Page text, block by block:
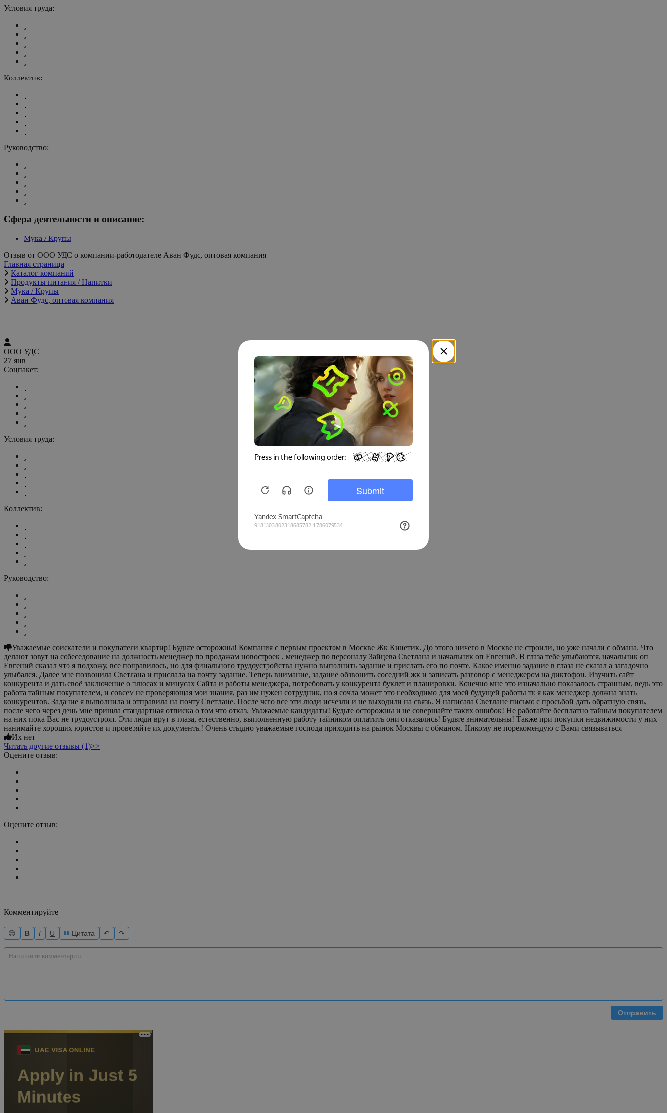
Условия труда:
Коллектив:
Руководство:
Сфера деятельности и описание:
Мука / Крупы
Отзыв от ООО УДС о компании-работодателе Аван Фудс, оптовая компания
Главная страница
Каталог компаний
Продукты питания / Напитки
Мука / Крупы
Аван Фудс, оптовая компания
ООО УДС
27 янв
Соцпакет:
Условия труда:
Коллектив:
Руководство:
Уважаемые соискатели и покупатели квартир! Будьте осторожны! Компания с первым проектом в Москве Жк Кинетик. До этого ничего в Москве не строили, но уже начали с обмана. Что
делают зовут на собеседование на должность менеджер по продажам новостроек , менеджер по персоналу Зайцева Светлана и начальник оп Евгений. В глаза тебе улыбаются, начальник оп
Евгений сказал что я подхожу, все понравилось, но для финального трудоустройства нужно выполнить задание и прислать его по почте. Какое именно задание в глаза не сказал а загадочно
улыбался. Далее мне позвонила Светлана и прислала на почту задание. Теперь внимание, задание обзвонить соседний жк и записать разговор с менеджером на диктофон. Изучить сайт
конкурента и дать своё заключение о плюсах и минусах Сайта и работы менеджера, потребовать у конкурента буклет и планировки. Конечно мне это изначально показалось странным, ведь это
работа тайным покупателем, и совсем не проверяющая мои знания, раз им нужен сотрудник, но я сочла может это необходимо для моей будущей работы тк я как менеджер должна знать
конкурентов. Задание я выполнила и отправила на почту Светлане. После чего все эти люди исчезли и не выходили на связь. Я написала Светлане письмо с просьбой дать обратную связь,
после чего через день мне пришла стандартная отписка о том что отказ. Уважаемые кандидаты! Будьте осторожны и не совершайте таких ошибок! Не работайте бесплатно тайным покупателем
на них пока Вас не трудоустроят. Эти люди врут в глаза, естественно, выполненную работу тайником оплатить они отказались! Будьте внимательны! Также при покупки недвижимости у них
нанимайте хороших юристов и проверяйте их документы! Очень стыдно уважаемые господа приходить на рынок Москвы с обманом. Никому не порекомендую с Вами связываться
Их нет
Читать другие отзывы (1)>>
Оцените отзыв:
Оцените отзыв:
Комментируйте
😊 B I U Цитата ↶ ↷
Отправить